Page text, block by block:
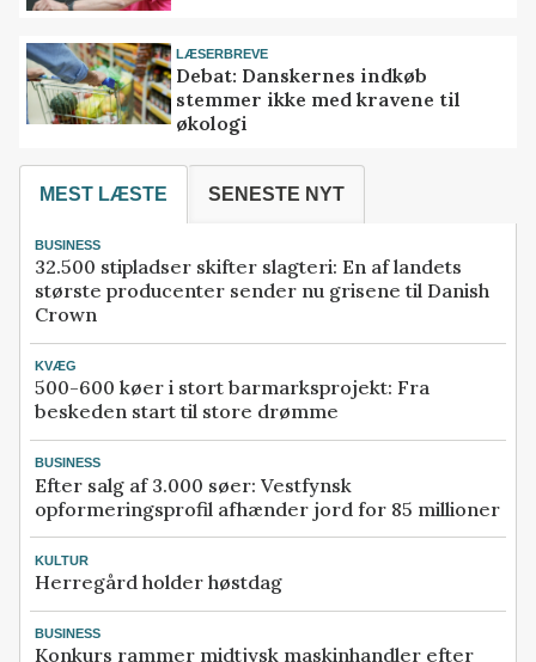
LÆSERBREVE
Debat: Danskernes indkøb
stemmer ikke med kravene til
økologi
MEST LÆSTE SENESTE NYT
BUSINESS
32.500 stipladser skifter slagteri: En af landets
største producenter sender nu grisene til Danish
Crown
KVÆG
500-600 køer i stort barmarksprojekt: Fra
beskeden start til store drømme
BUSINESS
Efter salg af 3.000 søer: Vestfynsk
opformeringsprofil afhænder jord for 85 millioner
KULTUR
Herregård holder høstdag
BUSINESS
Konkurs rammer midtjysk maskinhandler efter